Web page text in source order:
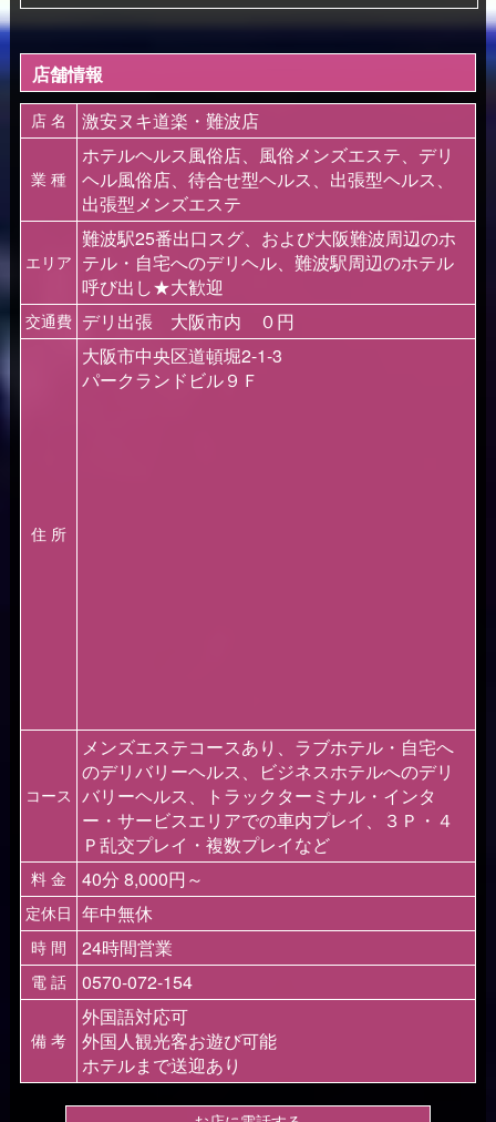
店舗情報
店 名 激安ヌキ道楽・難波店
業 種
ホテルヘルス風俗店、風俗メンズエステ、デリ
ヘル風俗店、待合せ型ヘルス、出張型ヘルス、
出張型メンズエステ
エリア
難波駅25番出口スグ、および大阪難波周辺のホ
テル・自宅へのデリヘル、難波駅周辺のホテル
呼び出し★大歓迎
交通費 デリ出張 大阪市内 ０円
住 所
大阪市中央区道頓堀2-1-3
パークランドビル９Ｆ
コース
メンズエステコースあり、ラブホテル・自宅へ
のデリバリーヘルス、ビジネスホテルへのデリ
バリーヘルス、トラックターミナル・インタ
ー・サービスエリアでの車内プレイ、３Ｐ・４
Ｐ乱交プレイ・複数プレイなど
料 金 40分 8,000円～
定休日 年中無休
時 間 24時間営業
電 話 0570-072-154
備 考
外国語対応可
外国人観光客お遊び可能
ホテルまで送迎あり